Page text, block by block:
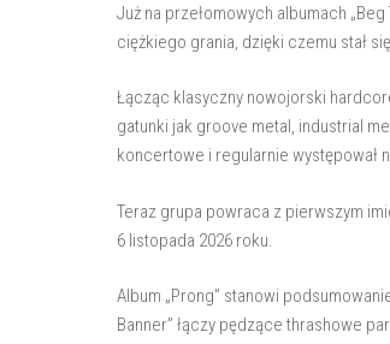
Już na przełomowych albumach
ciężkiego grania, dzięki czemu stał
Łącząc klasyczny nowojorski
gatunki jak groove metal, industrial
koncertowe i regularnie występował
Teraz grupa powraca z pierwszym
6 listopada 2026 roku.
Album „Prong” stanowi
Banner” łączy pędzące thrashowe